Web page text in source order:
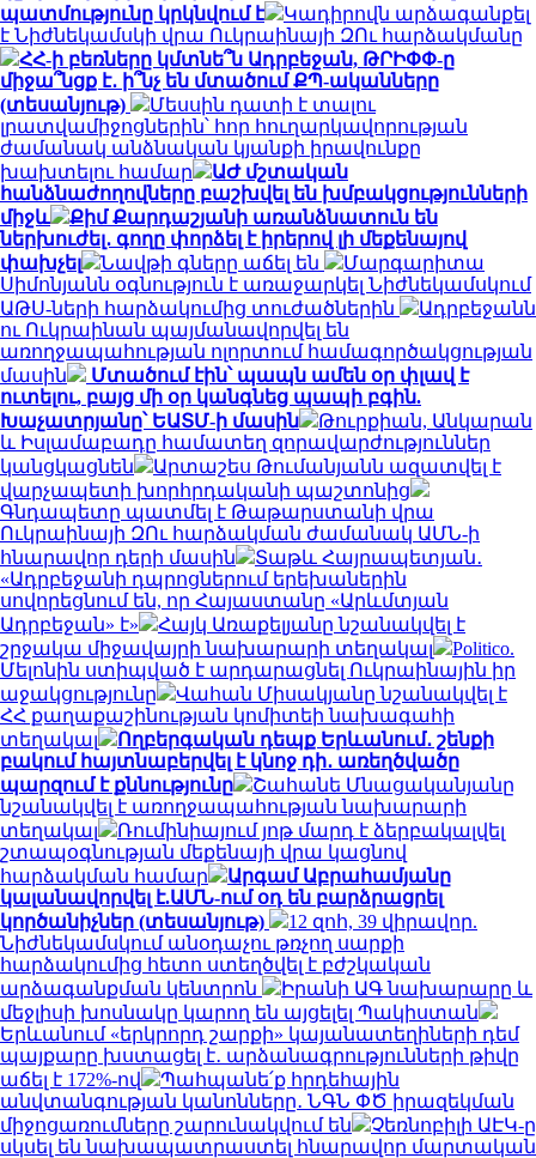
պատմությունը կրկնվում է
Կադիրովն արձագանքել
է Նիժնեկամսկի վրա Ուկրաինայի ԶՈւ հարձակմանը
ՀՀ-ի բեռները կմտնե՞ն Ադրբեջան, ԹՐԻՓՓ-ը
միջա՞նցք է․ ի՞նչ են մտածում ՔՊ-ականները
(տեսանյութ)
Մեսսին դատի է տալու
լրատվամիջոցներին՝ հոր հուղարկավորության
ժամանակ անձնական կյանքի իրավունքը
խախտելու համար
ԱԺ մշտական
հանձնաժողովները բաշխվել են խմբակցությունների
միջև
Քիմ Քարդաշյանի առանձնատուն են
ներխուժել․ գողը փորձել է իրերով լի մեքենայով
փախչել
Նավթի գները աճել են
Մարգարիտա
Սիմոնյանն օգնություն է առաջարկել Նիժնեկամսկում
ԱԹՍ-ների հարձակումից տուժածներին
Ադրբեջանն
ու Ուկրաինան պայմանավորվել են
առողջապահության ոլորտում համագործակցության
մասին
Մտածում էին՝ պապն ամեն օր փլավ է
ուտելու, բայց մի օր կանգնեց պապի բգին.
Խաչատրյանը՝ ԵԱՏՄ-ի մասին
Թուրքիան, Անկարան
և Իսլամաբադը համատեղ զորավարժություններ
կանցկացնեն
Արտաշես Թումանյանն ազատվել է
վարչապետի խորհրդականի պաշտոնից
Գնդապետը պատմել է Թաթարստանի վրա
Ուկրաինայի ԶՈւ հարձակման ժամանակ ԱՄՆ-ի
հնարավոր դերի մասին
Տաթև Հայրապետյան․
«Ադրբեջանի դպրոցներում երեխաներին
սովորեցնում են, որ Հայաստանը «Արևմտյան
Ադրբեջան» է»
Հայկ Առաքելյանը նշանակվել է
շրջակա միջավայրի նախարարի տեղակալ
Politico.
Մելոնին ստիպված է արդարացնել Ուկրաինային իր
աջակցությունը
Վահան Միսակյանը նշանակվել է
ՀՀ քաղաքաշինության կոմիտեի նախագահի
տեղակալ
Ողբերգական դեպք Երևանում․ շենքի
բակում հայտնաբերվել է կնոջ դի․ առեղծվածը
պարզում է քննությունը
Շահանե Մնացականյանը
նշանակվել է առողջապահության նախարարի
տեղակալ
Ռումինիայում յոթ մարդ է ձերբակալվել
շտապօգնության մեքենայի վրա կացնով
հարձակման համար
Արգամ Աբրահամյանը
կալանավորվել է.ԱՄՆ-ում օդ են բարձրացրել
կործանիչներ (տեսանյութ)
12 զոհ, 39 վիրավոր.
Նիժնեկամսկում անօդաչու թռչող սարքի
հարձակումից հետո ստեղծվել է բժշկական
արձագանքման կենտրոն
Իրանի ԱԳ նախարարը և
մեջլիսի խոսնակը կարող են այցելել Պակիստան
Երևանում «երկրորդ շարքի» կայանատեղիների դեմ
պայքարը խստացել է․ արձանագրությունների թիվը
աճել է 172%-ով
Պահպանե՛ք հրդեհային
անվտանգության կանոնները․ ՆԳՆ ՓԾ իրազեկման
միջոցառումները շարունակվում են
Չեռնոբիլի ԱԷԿ-ը
սկսել են նախապատրաստել հնարավոր մարտական